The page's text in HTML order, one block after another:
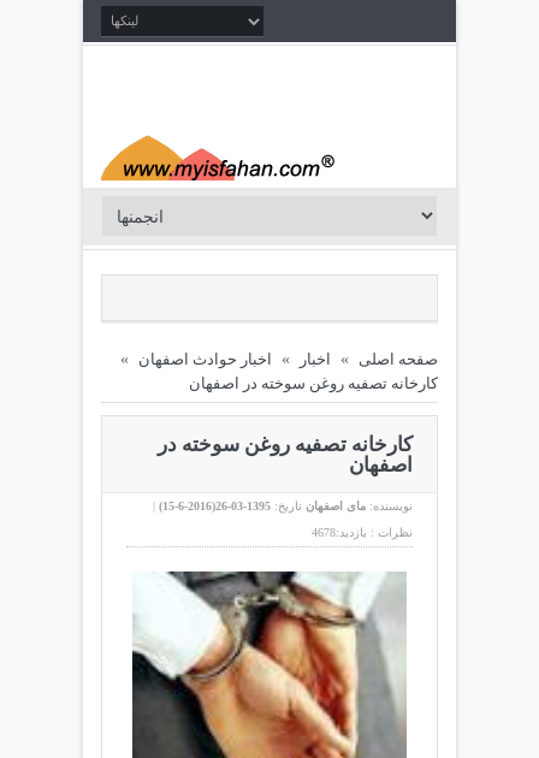
صفحه اصلی » اخبار » اخبار حوادث اصفهان »
کارخانه تصفیه روغن سوخته در اصفهان
کارخانه تصفیه روغن سوخته در
اصفهان
نویسنده: مای اصفهان تاریخ: 1395-03-26(
2016-6-15
)
|
نظرات : بازدید:4678